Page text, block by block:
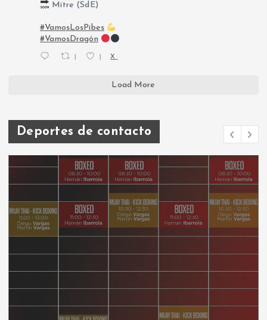
Mitre (SdE)
#VamosLosPibes
#VamosDragón
1 1 X
Load More
Deportes de contacto